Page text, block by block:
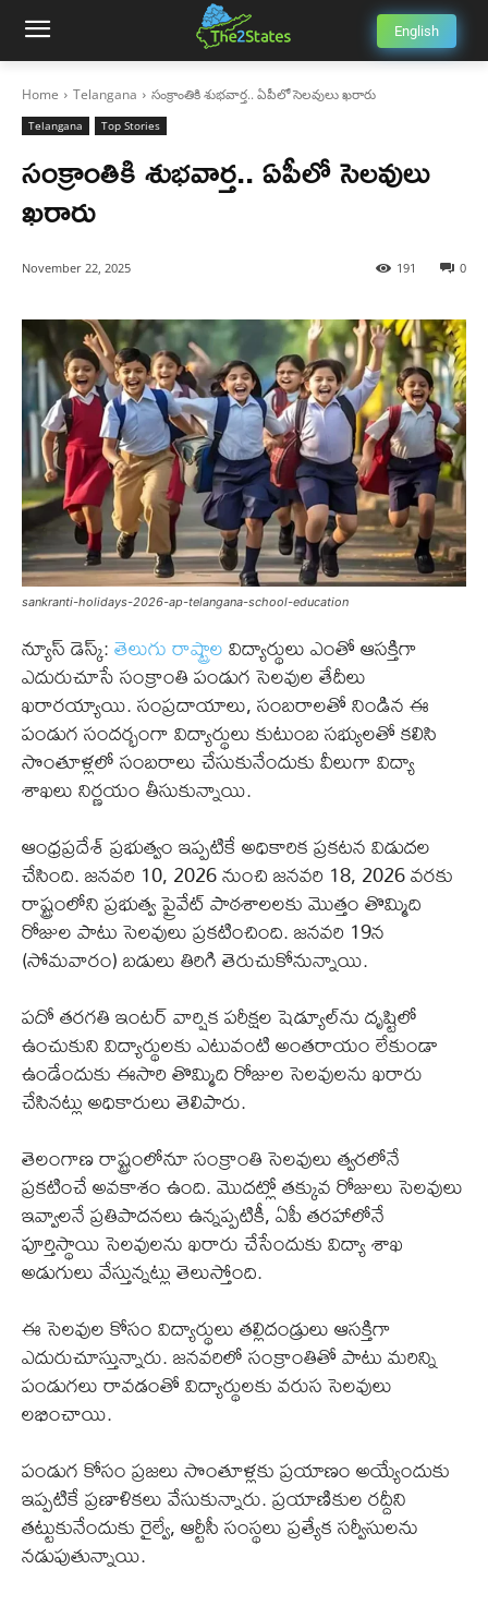
English
Home Telangana సంక్రాంతికి శుభవార్త.. ఏపీలో సెలవులు ఖరారు
Telangana Top Stories
సంక్రాంతికి శుభవార్త.. ఏపీలో సెలవులు
ఖరారు
November 22, 2025 0
191
sankranti-holidays-2026-ap-telangana-school-education
న్యూస్ డెస్క్:తెలుగు రాష్ట్రాలవిద్యార్థులు ఎంతో ఆసక్తిగా
ఎదురుచూసే సంక్రాంతి పండుగ సెలవుల తేదీలు
ఖరారయ్యాయి. సంప్రదాయాలు, సంబరాలతో నిండిన ఈ
పండుగ సందర్భంగా విద్యార్థులు కుటుంబ సభ్యులతో కలిసి
సొంతూళ్లలో సంబరాలు చేసుకునేందుకు వీలుగా విద్యా
శాఖలు నిర్ణయం తీసుకున్నాయి.
ఆంధ్రప్రదేశ్ ప్రభుత్వం ఇప్పటికే అధికారిక ప్రకటన విడుదల
చేసింది. జనవరి 10, 2026 నుంచి జనవరి 18, 2026 వరకు
రాష్ట్రంలోని ప్రభుత్వ ప్రైవేట్ పాఠశాలలకు మొత్తం తొమ్మిది
రోజుల పాటు సెలవులు ప్రకటించింది. జనవరి 19న
(సోమవారం) బడులు తిరిగి తెరుచుకోనున్నాయి.
పదో తరగతి ఇంటర్ వార్షిక పరీక్షల షెడ్యూల్‌ను దృష్టిలో
ఉంచుకుని విద్యార్థులకు ఎటువంటి అంతరాయం లేకుండా
ఉండేందుకు ఈసారి తొమ్మిది రోజుల సెలవులను ఖరారు
చేసినట్లు అధికారులు తెలిపారు.
తెలంగాణ రాష్ట్రంలోనూ సంక్రాంతి సెలవులు త్వరలోనే
ప్రకటించే అవకాశం ఉంది. మొదట్లో తక్కువ రోజులు సెలవులు
ఇవ్వాలనే ప్రతిపాదనలు ఉన్నప్పటికీ, ఏపీ తరహాలోనే
పూర్తిస్థాయి సెలవులను ఖరారు చేసేందుకు విద్యా శాఖ
అడుగులు వేస్తున్నట్లు తెలుస్తోంది.
ఈ సెలవుల కోసం విద్యార్థులు తల్లిదండ్రులు ఆసక్తిగా
ఎదురుచూస్తున్నారు. జనవరిలో సంక్రాంతితో పాటు మరిన్ని
పండుగలు రావడంతో విద్యార్థులకు వరుస సెలవులు
లభించాయి.
పండుగ కోసం ప్రజలు సొంతూళ్లకు ప్రయాణం అయ్యేందుకు
ఇప్పటికే ప్రణాళికలు వేసుకున్నారు. ప్రయాణికుల రద్దీని
తట్టుకునేందుకు రైల్వే, ఆర్టీసీ సంస్థలు ప్రత్యేక సర్వీసులను
నడుపుతున్నాయి.